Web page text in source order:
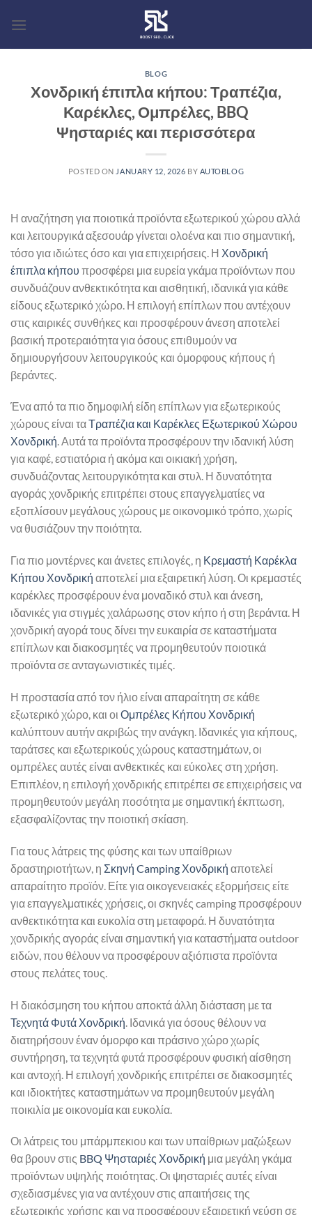
BLOG
Χονδρική έπιπλα κήπου: Τραπέζια,
Καρέκλες, Ομπρέλες, BBQ
Ψησταριές και περισσότερα
POSTED ON JANUARY 12, 2026 BY AUTOBLOG
Η αναζήτηση για ποιοτικά προϊόντα εξωτερικού χώρου αλλά
και λειτουργικά αξεσουάρ γίνεται ολοένα και πιο σημαντική,
τόσο για ιδιώτες όσο και για επιχειρήσεις. Η Χονδρική
έπιπλα κήπου προσφέρει μια ευρεία γκάμα προϊόντων που
συνδυάζουν ανθεκτικότητα και αισθητική, ιδανικά για κάθε
είδους εξωτερικό χώρο. Η επιλογή επίπλων που αντέχουν
στις καιρικές συνθήκες και προσφέρουν άνεση αποτελεί
βασική προτεραιότητα για όσους επιθυμούν να
δημιουργήσουν λειτουργικούς και όμορφους κήπους ή
βεράντες.
Ένα από τα πιο δημοφιλή είδη επίπλων για εξωτερικούς
χώρους είναι ταΤραπέζια και Καρέκλες Εξωτερικού Χώρου
Χονδρική. Αυτά τα προϊόντα προσφέρουν την ιδανική λύση
για καφέ, εστιατόρια ή ακόμα και οικιακή χρήση,
συνδυάζοντας λειτουργικότητα και στυλ. Η δυνατότητα
αγοράς χονδρικής επιτρέπει στους επαγγελματίες να
εξοπλίσουν μεγάλους χώρους με οικονομικό τρόπο, χωρίς
να θυσιάζουν την ποιότητα.
Για πιο μοντέρνες και άνετες επιλογές, η Κρεμαστή Καρέκλα
Κήπου Χονδρική αποτελεί μια εξαιρετική λύση. Οι κρεμαστές
καρέκλες προσφέρουν ένα μοναδικό στυλ και άνεση,
ιδανικές για στιγμές χαλάρωσης στον κήπο ή στη βεράντα. Η
χονδρική αγορά τους δίνει την ευκαιρία σε καταστήματα
επίπλων και διακοσμητές να προμηθευτούν ποιοτικά
προϊόντα σε ανταγωνιστικές τιμές.
Η προστασία από τον ήλιο είναι απαραίτητη σε κάθε
εξωτερικό χώρο, και οι Ομπρέλες Κήπου Χονδρική
καλύπτουν αυτήν ακριβώς την ανάγκη. Ιδανικές για κήπους,
ταράτσες και εξωτερικούς χώρους καταστημάτων, οι
ομπρέλες αυτές είναι ανθεκτικές και εύκολες στη χρήση.
Επιπλέον, η επιλογή χονδρικής επιτρέπει σε επιχειρήσεις να
προμηθευτούν μεγάλη ποσότητα με σημαντική έκπτωση,
εξασφαλίζοντας την ποιοτική σκίαση.
Για τους λάτρεις της φύσης και των υπαίθριων
δραστηριοτήτων, η Σκηνή Camping Χονδρική αποτελεί
απαραίτητο προϊόν. Είτε για οικογενειακές εξορμήσεις είτε
για επαγγελματικές χρήσεις, οι σκηνές camping προσφέρουν
ανθεκτικότητα και ευκολία στη μεταφορά. Η δυνατότητα
χονδρικής αγοράς είναι σημαντική για καταστήματα outdoor
ειδών, που θέλουν να προσφέρουν αξιόπιστα προϊόντα
στους πελάτες τους.
Η διακόσμηση του κήπου αποκτά άλλη διάσταση με τα
Τεχνητά Φυτά Χονδρική . Ιδανικά για όσους θέλουν να
διατηρήσουν έναν όμορφο και πράσινο χώρο χωρίς
συντήρηση, τα τεχνητά φυτά προσφέρουν φυσική αίσθηση
και αντοχή. Η επιλογή χονδρικής επιτρέπει σε διακοσμητές
και ιδιοκτήτες καταστημάτων να προμηθευτούν μεγάλη
ποικιλία με οικονομία και ευκολία.
Οι λάτρεις του μπάρμπεκιου και των υπαίθριων μαζώξεων
θα βρουν στις BBQ Ψησταριές Χονδρική μια μεγάλη γκάμα
προϊόντων υψηλής ποιότητας. Οι ψησταριές αυτές είναι
σχεδιασμένες για να αντέχουν στις απαιτήσεις της
εξωτερικής χρήσης και να προσφέρουν εξαιρετική γεύση σε